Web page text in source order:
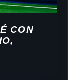
CON